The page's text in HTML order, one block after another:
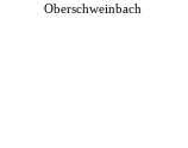
Oberschweinbach